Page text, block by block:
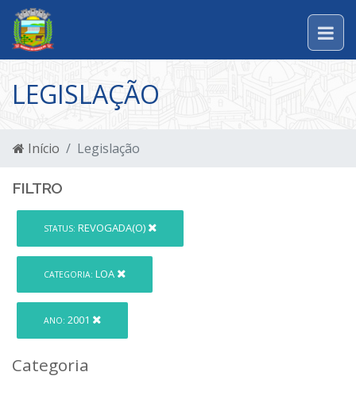
LEGISLAÇÃO
Início Legislação
FILTRO
STATUS: REVOGADA(O)
CATEGORIA: LOA
ANO: 2001
Categoria